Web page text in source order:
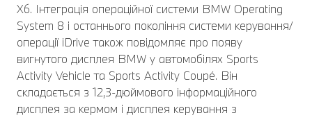
X6. Інтеграція операційної системи BMW Operating
System 8 і останнього покоління системи керування/
операції iDrive також повідомляє про появу
вигнутого дисплея BMW у автомобілях Sports
Activity Vehicle та Sports Activity Coupé. Він
складається з 12,3-дюймового інформаційного
дисплея за кермом і дисплея керування з